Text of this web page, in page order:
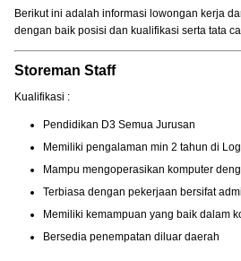
Berikut ini adalah informasi lowongan kerja
dengan baik posisi dan kualifikasi serta tata
Storeman Staff
Kualifikasi :
Pendidikan D3 Semua Jurusan
Memiliki pengalaman min 2 tahun di
Mampu mengoperasikan komputer
Terbiasa dengan pekerjaan bersifat
Memiliki kemampuan yang baik dalam
Bersedia penempatan diluar daerah